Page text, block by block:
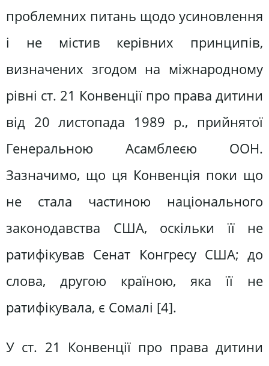
проблемних питань щодо усиновлення
і не містив керівних принципів,
визначених згодом на міжнародному
рівні ст. 21 Конвенції про права дитини
від 20 листопада 1989 р., прийнятої
Генеральною Асамблеєю ООН.
Зазначимо, що ця Конвенція поки що
не стала частиною національного
законодавства США, оскільки її не
ратифікував Сенат Конгресу США; до
слова, другою країною, яка її не
ратифікувала, є Сомалі [4].
У ст. 21 Конвенції про права дитини